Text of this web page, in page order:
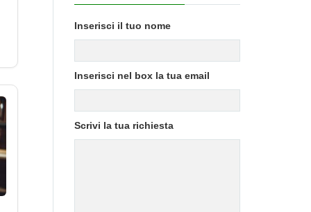
Inserisci il tuo nome
Inserisci nel box la tua email
Scrivi la tua richiesta